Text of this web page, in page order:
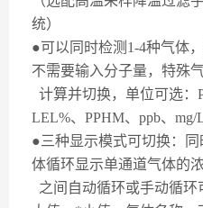
统）
●可以同时检测 1-4种气体
不需要输入分子量，特殊
计算并切换，单位可选：
LEL%、 PPHM、 ppb、 mg/
●三种显示模式可切换：
体循环显示单通道气体的
之间自动循环或手动循